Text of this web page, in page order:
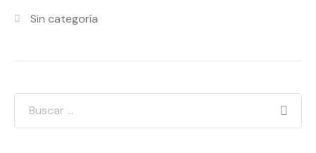
Sin categoría